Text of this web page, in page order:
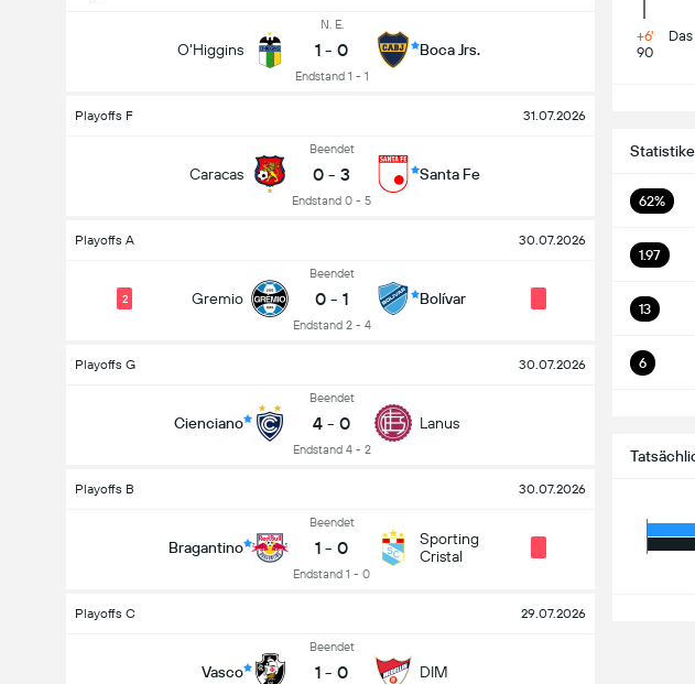
O'Higgins
N. E.
1 - 0
Endstand 1 - 1
Boca Jrs.
Playoffs F 31.07.2026
Caracas
Beendet
0 - 3
Endstand 0 - 5
Santa Fe
Playoffs A 30.07.2026
Gremio
2
Beendet
0 - 1
Endstand 2 - 4
Bolívar
Playoffs G 30.07.2026
Cienciano
Beendet
4 - 0
Endstand 4 - 2
Lanus
Playoffs B 30.07.2026
Bragantino
Beendet
1 - 0
Endstand 1 - 0
Sporting
Cristal
Playoffs C 29.07.2026
Vasco
Beendet
1 - 0 DIM
+6'
90
62%
1.97
13
6